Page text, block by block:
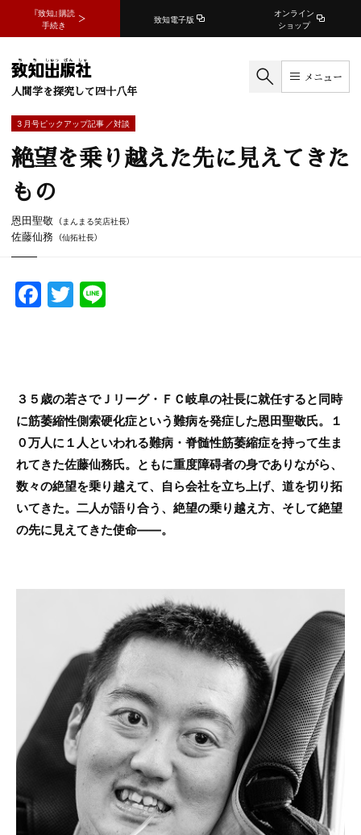
『致知』購読
手続き
致知電子版
オンライン
ショップ
人間学を探究して四十八年
メニュー
3 月号ピックアップ記事 ／対談
絶望を乗り越えた先に見えてきた
もの
恩田聖敬 （まんまる笑店社長）
佐藤仙務 （仙拓社長）
F
a
b
o
o
k
T
w
３５歳の若さでＪリーグ・ＦＣ岐阜の社長に就任すると同時
に筋萎縮性側索硬化症という難病を発症した恩田聖敬氏。１
０万人に１人といわれる難病・脊髄性筋萎縮症を持って生ま
れてきた佐藤仙務氏。ともに重度障碍者の身でありながら、
数々の絶望を乗り越えて、自ら会社を立ち上げ、道を切り拓
いてきた。二人が語り合う、絶望の乗り越え方、そして絶望
の先に見えてきた使命――。